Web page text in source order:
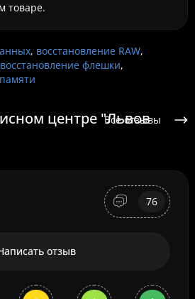
товаре.
, восстановление RAW,
восстановление флешки,
центре "Львов
Все отзывы
76
отзыв